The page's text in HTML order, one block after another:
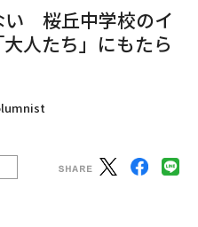
い 桜丘中学校のイ
人たち」にもたら